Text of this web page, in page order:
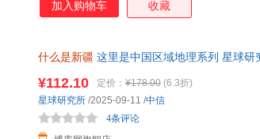
加入购物车 收藏
什么是新疆 这里是中国区域地理系列 星球
¥112.10 定价： ¥178.00 (6.3折)
4条评论
星球研究所 /2025-09-11 /中信